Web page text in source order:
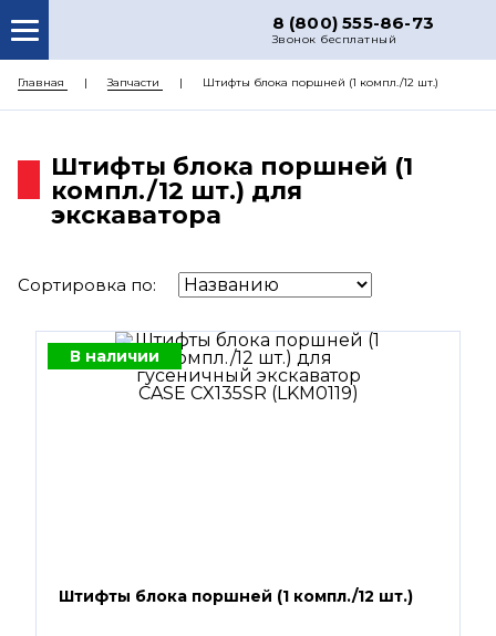
8 (800) 555-86-73
Звонок бесплатный
О НАС
РЕМОНТ
ДОСТАВКА
КОНТАКТЫ
Главная Запчасти Штифты блока поршней (1 компл./12 шт.)
Штифты блока поршней (1
компл./12 шт.) для
экскаватора
Сортировка по:
В наличии
Штифты блока поршней (1 компл./12 шт.)